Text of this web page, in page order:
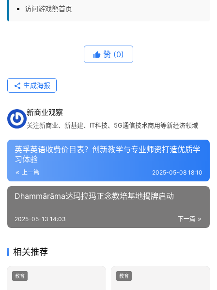
访问游戏熊首页
赞 (0)
生成海报
新商业观察
关注新商业、新基建、IT科技、5G通信技术商用等新经济领域
英孚英语收费价目表？创新教学与专业师资打造优质学
习体验
上一篇 2025-05-08 18:10
Dhammārāma达玛拉玛正念教培基地揭牌启动
下一篇
2025-05-13 14:03
相关推荐
教育 教育